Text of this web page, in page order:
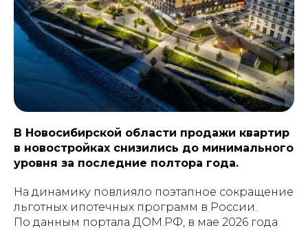
В Новосибирской области продажи квартир
в новостройках снизились до минимального
уровня за последние полтора года.
На динамику повлияло поэтапное сокращение
льготных ипотечных программ в России.
По данным портала ДОМ.РФ, в мае 2026 года